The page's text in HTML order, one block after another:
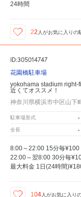
24時間
22 人がお気に入りの
ID:305014747
花園橋駐車場
yokohama stadium right-
近くてオススメ！
神奈川県横浜市中区山下
駐車場形式 -
全長 -
8:00～22:00 15分毎¥100
22:00～翌8:00 30分毎
最大料金 1日(24時間
104人がお気に入り